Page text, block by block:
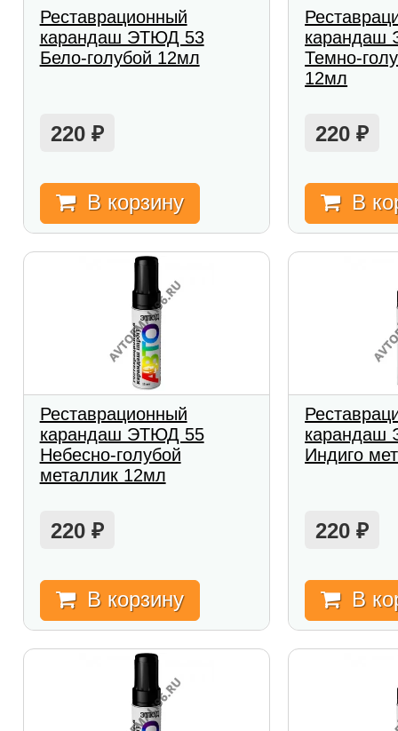
Реставрационный
карандаш ЭТЮД 53
Бело-голубой 12мл
220 ₽
В корзину
карандаш
Темно-
12мл
220₽
В
Реставрационный
карандаш ЭТЮД 55
Небесно-голубой
металлик 12мл
220 ₽
В корзину
карандаш
Индиго
220₽
В